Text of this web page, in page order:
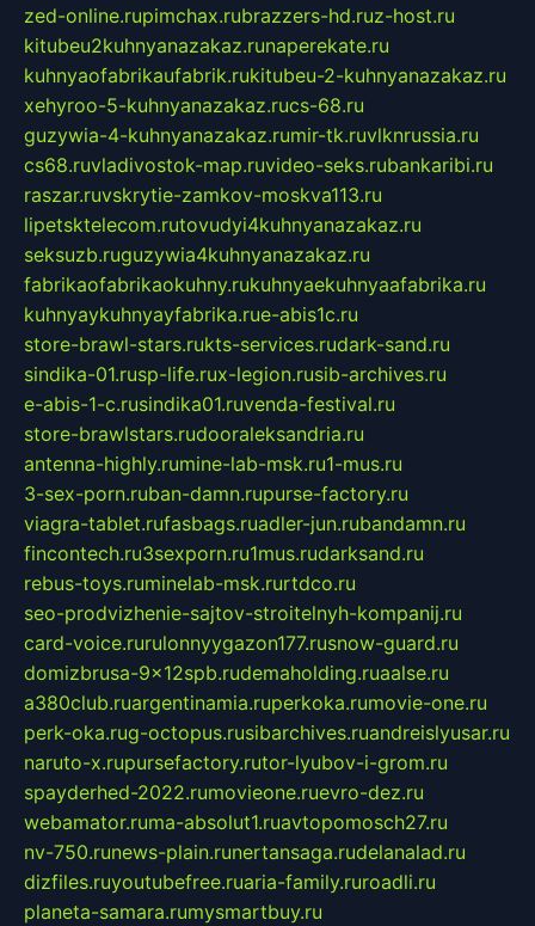
zed-online.rupimchax.rubrazzers-hd.ruz-host.ru
kitubeu2kuhnyanazakaz.runaperekate.ru
kuhnyaofabrikaufabrik.rukitubeu-2-kuhnyanazakaz.ru
xehyroo-5-kuhnyanazakaz.rucs-68.ru
guzywia-4-kuhnyanazakaz.rumir-tk.ruvlknrussia.ru
cs68.ruvladivostok-map.ruvideo-seks.rubankaribi.ru
raszar.ruvskrytie-zamkov-moskva113.ru
lipetsktelecom.rutovudyi4kuhnyanazakaz.ru
seksuzb.ruguzywia4kuhnyanazakaz.ru
fabrikaofabrikaokuhny.rukuhnyaekuhnyaafabrika.ru
kuhnyaykuhnyayfabrika.rue-abis1c.ru
store-brawl-stars.rukts-services.rudark-sand.ru
sindika-01.rusp-life.rux-legion.rusib-archives.ru
e-abis-1-c.rusindika01.ruvenda-festival.ru
store-brawlstars.rudooraleksandria.ru
antenna-highly.rumine-lab-msk.ru1-mus.ru
3-sex-porn.ruban-damn.rupurse-factory.ru
viagra-tablet.rufasbags.ruadler-jun.rubandamn.ru
fincontech.ru3sexporn.ru1mus.rudarksand.ru
rebus-toys.ruminelab-msk.rurtdco.ru
seo-prodvizhenie-sajtov-stroitelnyh-kompanij.ru
card-voice.rurulonnyygazon177.rusnow-guard.ru
domizbrusa-9x12spb.rudemaholding.ruaalse.ru
a380club.ruargentinamia.ruperkoka.rumovie-one.ru
perk-oka.rug-octopus.rusibarchives.ruandreislyusar.ru
naruto-x.rupursefactory.rutor-lyubov-i-grom.ru
spayderhed-2022.rumovieone.ruevro-dez.ru
webamator.ruma-absolut1.ruavtopomosch27.ru
nv-750.runews-plain.runertansaga.rudelanalad.ru
dizfiles.ruyoutubefree.ruaria-family.ruroadli.ru
planeta-samara.rumysmartbuy.ru